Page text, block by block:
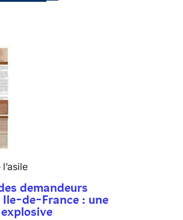
demandeurs
Ile-de-France : une